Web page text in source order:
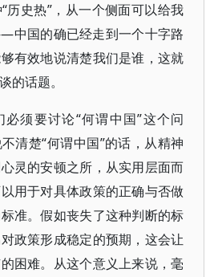
历史热”，从一个侧面可以给我
中国的确已经走到一个十字路
有效地说清楚我们是谁，这就
的话题。
须要讨论“何谓中国”这个问
清楚“何谓中国”的话，从精神
灵的安顿之所，从实用层面而
用于对具体政策的正确与否做
准。假如丧失了这种判断的标
政策形成稳定的预期，这会让
困难。从这个意义上来说，毫